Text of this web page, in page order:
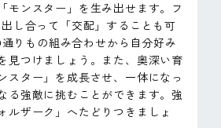
モンスター」を生み出せます。フ
し合って「交配」することも可
りもの組み合わせから自分好み
見つけましょう。また、奥深い育
スター」を成長させ、一体になっ
る強敵に挑むことができます。強
ルザーク」へたどりつきましょ